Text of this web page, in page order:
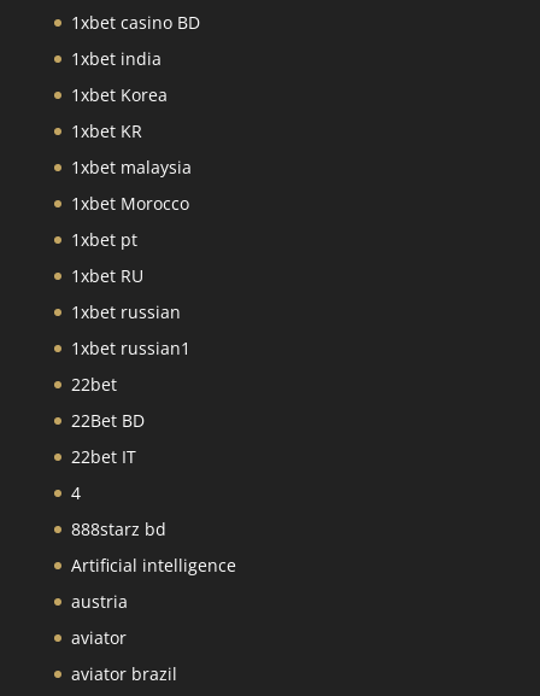
1xbet casino BD
1xbet india
1xbet Korea
1xbet KR
1xbet malaysia
1xbet Morocco
1xbet pt
1xbet RU
1xbet russian
1xbet russian1
22bet
22Bet BD
22bet IT
4
888starz bd
Artificial intelligence
austria
aviator
aviator brazil